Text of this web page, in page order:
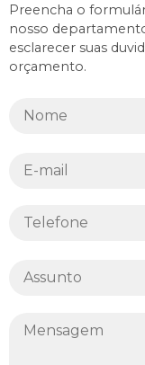
Preencha o
nosso
esclarecer suas
orçamento.